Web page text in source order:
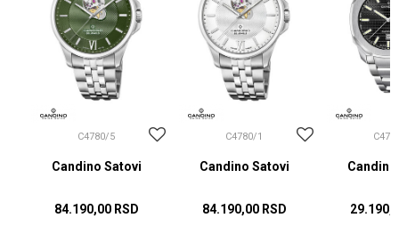
C4780/5
Candino Satovi
84.190,00 RSD
C4780/1
Candino Satovi
84.190,00 RSD